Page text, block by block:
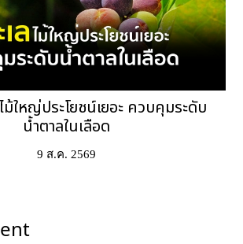
ม้ใหญ่ประโยชน์เยอะ ควบคุมระดับ
น้ำตาลในเลือด
9 ส.ค. 2569